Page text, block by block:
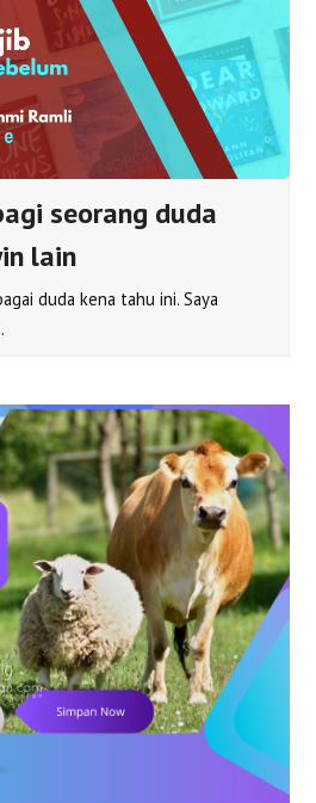
seorang duda
lain
duda kena tahu ini. Saya